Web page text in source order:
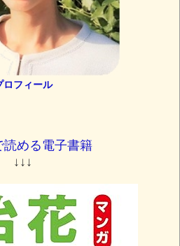
ロフィール
読める電子書籍
↓↓↓